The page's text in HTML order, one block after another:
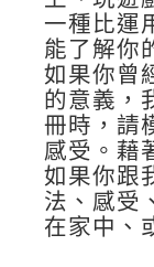
一種比
能了解你
如果你曾
的意義，
冊時，請
感受。藉
如果你跟
法、感受
在家中、